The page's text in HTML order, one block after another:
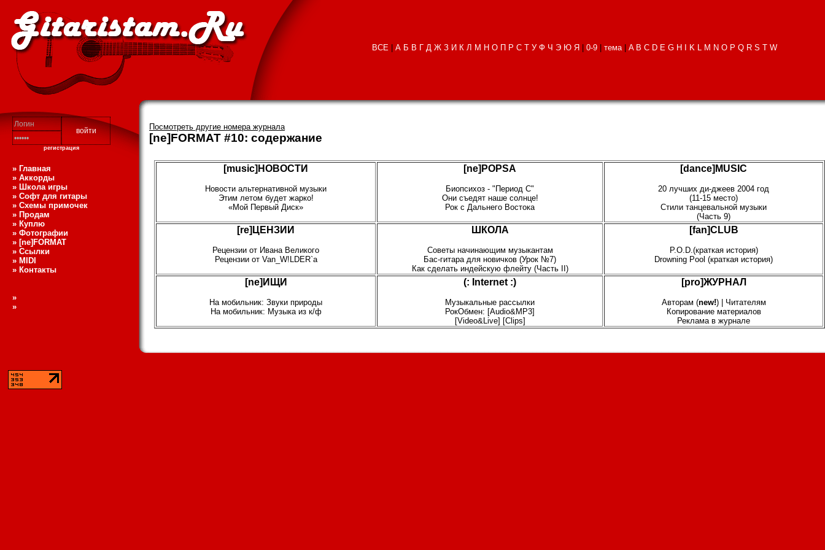
ВСЕ| А Б В Г Д Ж З И К Л М Н О П Р С Т У Ф Ч Э Ю Я 0-9| тема| A B C D E G H K L M N O P Q R S T W
регистрация
Посмотреть другие номера журнала
[ne]FORMAT #10: содержание
» Главная
» Аккорды
» Школа игры
» Софт для гитары
» Схемы примочек
» Продам
» Куплю
» Фотографии
» [ne]FORMAT
» Ссылки
» MIDI
» Контакты
»
»
[music]НОВОСТИ
Новости альтернативной музыки
Этим летом будет жарко!
«Мой Первый Диск»
[ne]POPSA
Биопсихоз - "Период С"
Они съедят наше солнце!
Рок с Дальнего Востока
[dance]MUSIC
20 лучших ди-джеев 2004 год
(11-15 место)
Стили танцевальной музыки
(Часть 9)
[re]ЦЕНЗИИ
Рецензии от Ивана Великого
Рецензии от Van_W!LDER`а
ШКОЛА
Советы начинающим музыкантам
Бас-гитара для новичков (Урок №7)
Как сделать индейскую флейту (Часть II)
[fan]CLUB
P.O.D.(краткая история)
Drowning Pool (краткая история)
[ne]ИЩИ
На мобильник: Звуки природы
На мобильник: Музыка из к/ф
(: Internet :)
Музыкальные рассылки
РокОбмен: [Audio&MP3]
[Video&Live] [Clips]
[pro]ЖУРНАЛ
Авторам (new!) | Читателям
Копирование материалов
Реклама в журнале